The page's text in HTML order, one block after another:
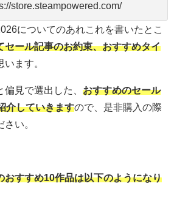
store.steampowered.com/
についてのあれこれを書いたとこ
セール記事のお約束、おすすめタイ
います。
見で選出した、 おすすめのセール
介していきますので、是非購入の際
い。
おすすめ10作品は以下のようになり